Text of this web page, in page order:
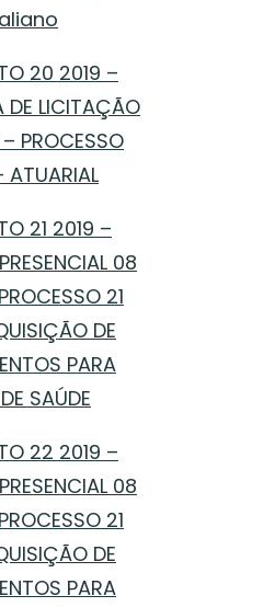
20 2019 –
DE LICITAÇÃO
PROCESSO
21 2019 –
08
21
DE
PARA
SAÚDE
22 2019 –
08
21
DE
PARA